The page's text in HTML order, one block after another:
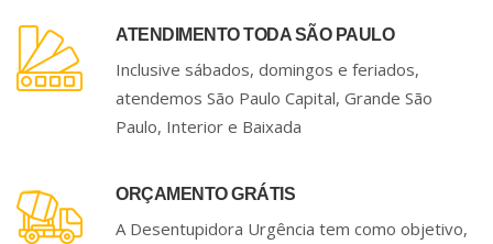
ATENDIMENTO TODA SÃO PAULO
Inclusive sábados, domingos e feriados,
atendemos São Paulo Capital, Grande São
Paulo, Interior e Baixada
ORÇAMENTO GRÁTIS
A Desentupidora Urgência tem como objetivo,